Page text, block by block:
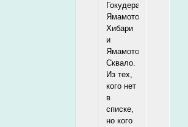
Гокудера,
Ямамото/
Хибари
и
Ямамото/
Сквало.
Из тех,
кого нет
в
списке,
но кого